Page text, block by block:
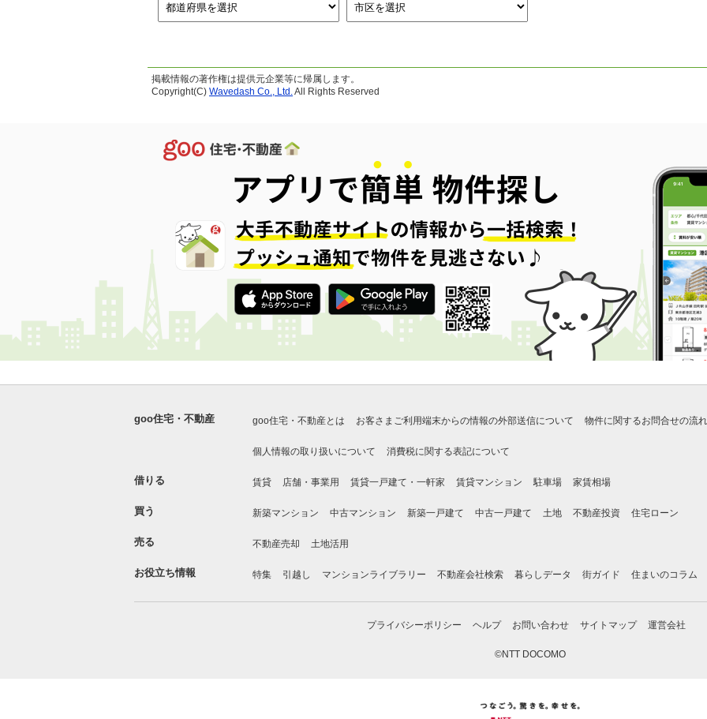
掲載情報の著作権は提供元企業等に帰属します。
Copyright(C) Wavedash Co., Ltd.All Rights Reserved
goo住宅・不動産 goo住宅・不動産とは お客さまご利用端末からの情報の外部送信について 物件に関するお問合せの流れ
個人情報の取り扱いについて 消費税に関する表記について
借りる 賃貸 店舗・事業用 賃貸一戸建て・一軒家 賃貸マンション 駐車場 家賃相場
買う 新築マンション 中古マンション 新築一戸建て 中古一戸建て 土地 不動産投資 住宅ローン
売る 不動産売却 土地活用
お役立ち情報 特集 引越し マンションライブラリー 不動産会社検索 暮らしデータ 街ガイド 住まいのコラム
プライバシーポリシー ヘルプ お問い合わせ サイトマップ 運営会社
©NTT DOCOMO